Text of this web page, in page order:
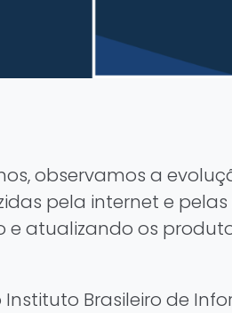
observamos a
pela internet e
e atualizando os
Instituto Brasileiro de